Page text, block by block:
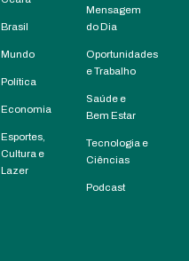
Brasil
Mundo
Política
Economia
Esportes,
Cultura e
Lazer
Mensagem
do Dia
Oportunidades
e Trabalho
Saúde e
Bem Estar
Tecnologia e
Ciências
Podcast